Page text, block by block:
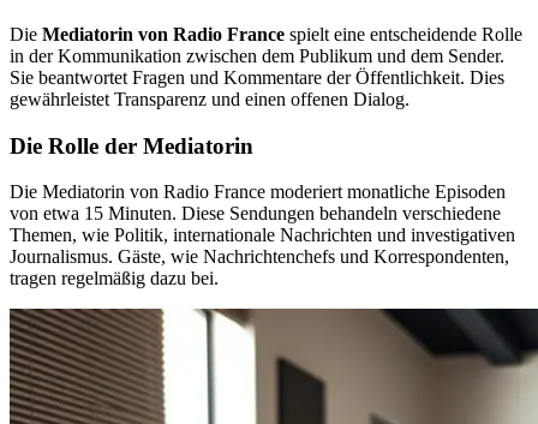
Die Mediatorin von Radio France spielt eine entscheidende Rolle
in der Kommunikation zwischen dem Publikum und dem Sender.
Sie beantwortet Fragen und Kommentare der Öffentlichkeit. Dies
gewährleistet Transparenz und einen offenen Dialog.
Die Rolle der Mediatorin
Die Mediatorin von Radio France moderiert monatliche Episoden
von etwa 15 Minuten. Diese Sendungen behandeln verschiedene
Themen, wie Politik, internationale Nachrichten und investigativen
Journalismus. Gäste, wie Nachrichtenchefs und Korrespondenten,
tragen regelmäßig dazu bei.